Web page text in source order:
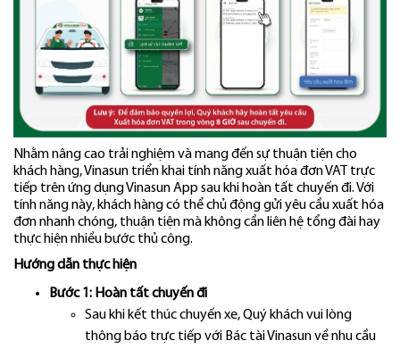
Nhằm nâng cao trải nghiệm và mang đến sự thuận tiện cho
khách hàng, Vinasun triển khai tính năng xuất hóa đơn VAT trực
tiếp trên ứng dụng Vinasun App sau khi hoàn tất chuyến đi. Với
tính năng này, khách hàng có thể chủ động gửi yêu cầu xuất hóa
đơn nhanh chóng, thuận tiện mà không cần liên hệ tổng đài hay
thực hiện nhiều bước thủ công.
Hướng dẫn thực hiện
Bước 1: Hoàn tất chuyến đi
Sau khi kết thúc chuyến xe, Quý khách vui lòng
thông báo trực tiếp với Bác tài Vinasun về nhu cầu